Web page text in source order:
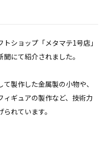
ショップ「メタマテ1号店」
にて紹介されました。
製作した金属製の小物や、
ギュアの製作など、技術力
れています。​